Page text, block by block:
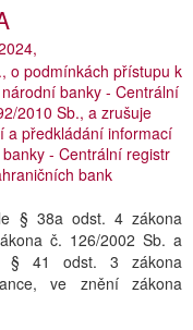
o podmínkách přístupu k
banky - Centrální
2010 Sb., a zrušuje
a předkládání informací
- Centrální registr
bank
§ 38a odst. 4 zákona
č. 126/2002 Sb. a
§ 41 odst. 3 zákona
ve znění zákona